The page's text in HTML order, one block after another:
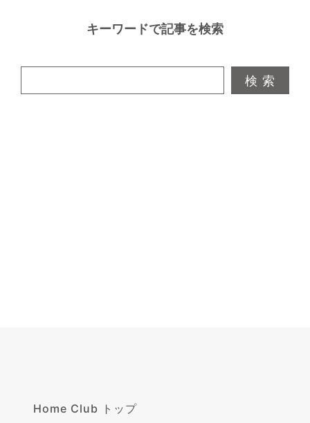
キーワードで記事を検索
検 索
Home Club トップ